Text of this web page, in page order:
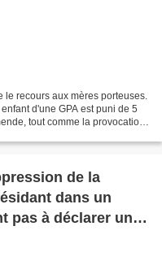
le recours aux mères porteuses.
d'une GPA est puni de 5
tout comme la provocation
de la
dans un
pas à déclarer un